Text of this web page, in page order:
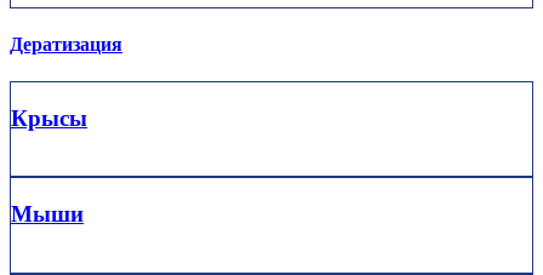
Дератизация
Крысы
Мыши